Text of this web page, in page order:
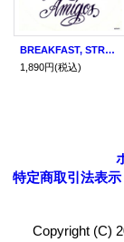
BREAKFAST, STRUGGLE FOR PRIDE / split (cd) 625 thrash core
1,890円(税込)
特定商取引法表示
Copyright (C)